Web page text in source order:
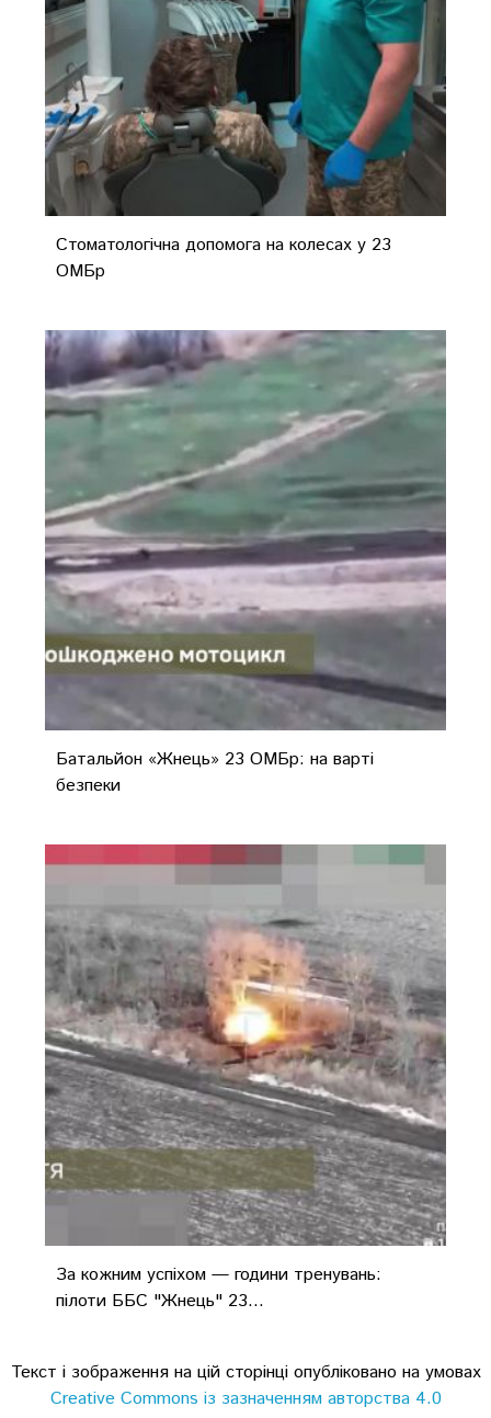
Стоматологічна допомога на колесах у 23
ОМБр
Батальйон «Жнець» 23 ОМБр: на варті
безпеки
За кожним успіхом — години тренувань:
пілоти ББС "Жнець" 23...
Текст і зображення на цій сторінці опубліковано на умовах
Creative Commons із зазначенням авторства 4.0